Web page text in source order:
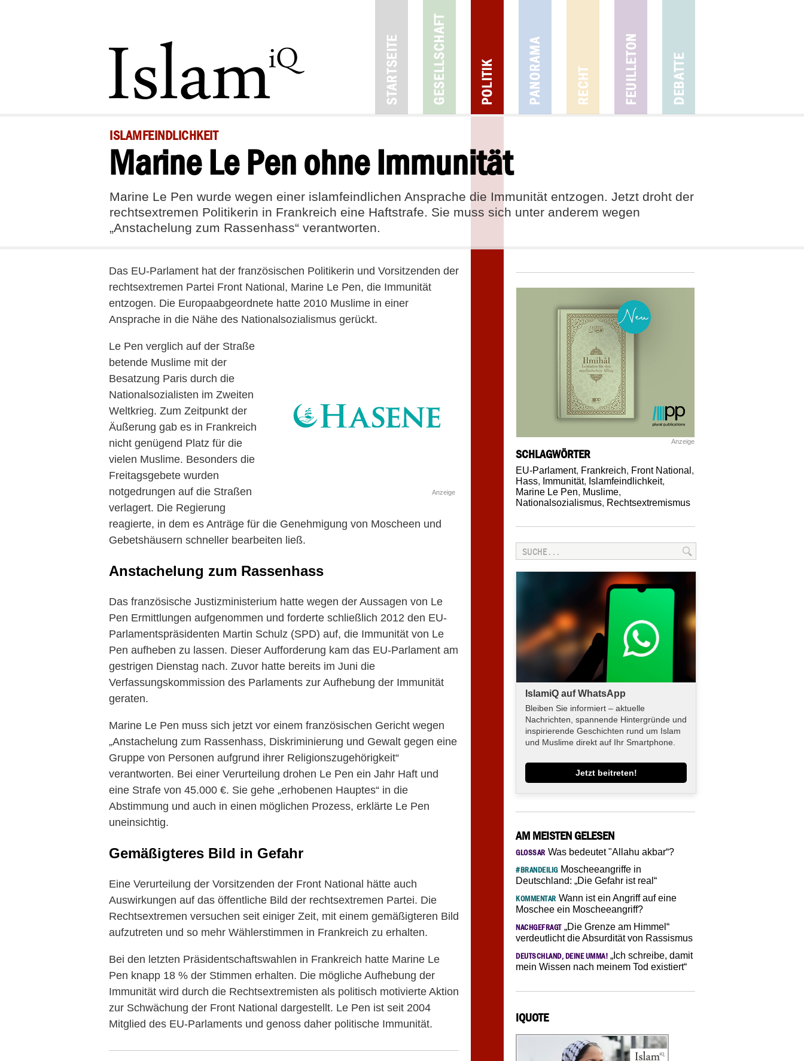
ISLAMFEINDLICHKEIT
Marine Le Pen ohne Immunität
Marine Le Pen wurde wegen einer islamfeindlichen Ansprache die Immunität entzogen. Jetzt droht der
rechtsextremen Politikerin in Frankreich eine Haftstrafe. Sie muss sich unter anderem wegen
„Anstachelung zum Rassenhass“ verantworten.
Das EU-Parlament hat der französischen Politikerin und Vorsitzenden der
rechtsextremen Partei Front National, Marine Le Pen, die Immunität
entzogen. Die Europaabgeordnete hatte 2010 Muslime in einer
Ansprache in die Nähe des Nationalsozialismus gerückt.
Anzeige
Le Pen verglich auf der Straße
betende Muslime mit der
Besatzung Paris durch die
Nationalsozialisten im Zweiten
Weltkrieg. Zum Zeitpunkt der
Äußerung gab es in Frankreich
nicht genügend Platz für die
vielen Muslime. Besonders die
Freitagsgebete wurden
notgedrungen auf die Straßen
verlagert. Die Regierung
reagierte, in dem es Anträge für die Genehmigung von Moscheen und
Gebetshäusern schneller bearbeiten ließ.
Anstachelung zum Rassenhass
Das französische Justizministerium hatte wegen der Aussagen von Le
Pen Ermittlungen aufgenommen und forderte schließlich 2012 den EU-
Parlamentspräsidenten Martin Schulz (SPD) auf, die Immunität von Le
Pen aufheben zu lassen. Dieser Aufforderung kam das EU-Parlament am
gestrigen Dienstag nach. Zuvor hatte bereits im Juni die
Verfassungskommission des Parlaments zur Aufhebung der Immunität
geraten.
Marine Le Pen muss sich jetzt vor einem französischen Gericht wegen
„Anstachelung zum Rassenhass, Diskriminierung und Gewalt gegen eine
Gruppe von Personen aufgrund ihrer Religionszugehörigkeit“
verantworten. Bei einer Verurteilung drohen Le Pen ein Jahr Haft und
eine Strafe von 45.000 €. Sie gehe „erhobenen Hauptes“ in die
Abstimmung und auch in einen möglichen Prozess, erklärte Le Pen
uneinsichtig.
Gemäßigteres Bild in Gefahr
Eine Verurteilung der Vorsitzenden der Front National hätte auch
Auswirkungen auf das öffentliche Bild der rechtsextremen Partei. Die
Rechtsextremen versuchen seit einiger Zeit, mit einem gemäßigteren Bild
aufzutreten und so mehr Wählerstimmen in Frankreich zu erhalten.
Bei den letzten Präsidentschaftswahlen in Frankreich hatte Marine Le
Pen knapp 18 % der Stimmen erhalten. Die mögliche Aufhebung der
Immunität wird durch die Rechtsextremisten als politisch motivierte Aktion
zur Schwächung der Front National dargestellt. Le Pen ist seit 2004
Mitglied des EU-Parlaments und genoss daher politische Immunität.
Anzeige
SCHLAGWÖRTER
EU-Parlament, Frankreich, Front National ,
Hass, Immunität, Islamfeindlichkeit,
Marine Le Pen, Muslime,
Nationalsozialismus, Rechtsextremismus
IslamiQ auf WhatsApp
Bleiben Sie informiert – aktuelle
Nachrichten, spannende Hintergründe und
inspirierende Geschichten rund um Islam
und Muslime direkt auf Ihr Smartphone.
Jetzt beitreten!
AM MEISTEN GELESEN
GLOSSAR Was bedeutet "Allahu akbar“?
#BRANDEILIGMoscheeangriffe in
Deutschland: „Die Gefahr ist real“
KOMMENTAR Wann ist ein Angriff auf eine
Moschee ein Moscheeangriff?
NACHGEFRAGT„Die Grenze am Himmel“
verdeutlicht die Absurdität von Rassismus
DEUTSCHLAND, DEINE UMMA! „Ich schreibe, damit
mein Wissen nach meinem Tod existiert“
IQUOTE